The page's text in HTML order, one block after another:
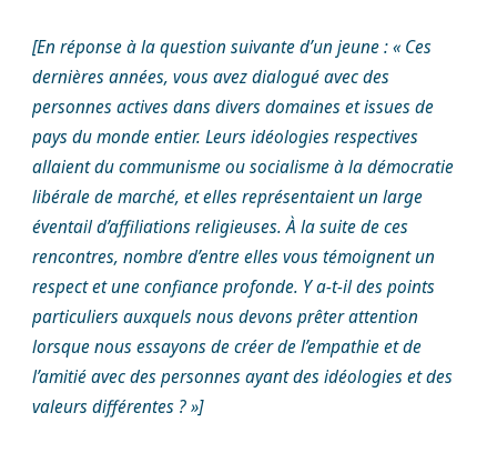
[En réponse à la question suivante d’un jeune : « Ces
dernières années, vous avez dialogué avec des
personnes actives dans divers domaines et issues de
pays du monde entier. Leurs idéologies respectives
allaient du communisme ou socialisme à la démocratie
libérale de marché, et elles représentaient un large
éventail d’affiliations religieuses. À la suite de ces
rencontres, nombre d’entre elles vous témoignent un
respect et une confiance profonde. Y a-t-il des points
particuliers auxquels nous devons prêter attention
lorsque nous essayons de créer de l’empathie et de
l’amitié avec des personnes ayant des idéologies et des
valeurs différentes ? »]